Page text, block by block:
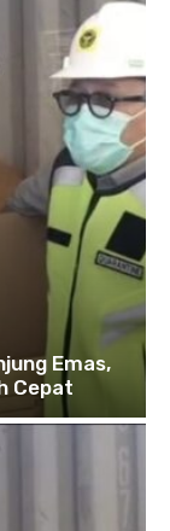
Emas,
Cepat